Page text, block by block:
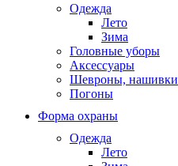
Одежда
Лето
Зима
Головные уборы
Аксессуары
Шевроны, нашивки
Погоны
Форма охраны
Одежда
Лето